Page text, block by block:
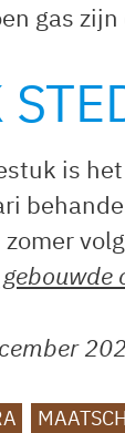
gas
is
zomer